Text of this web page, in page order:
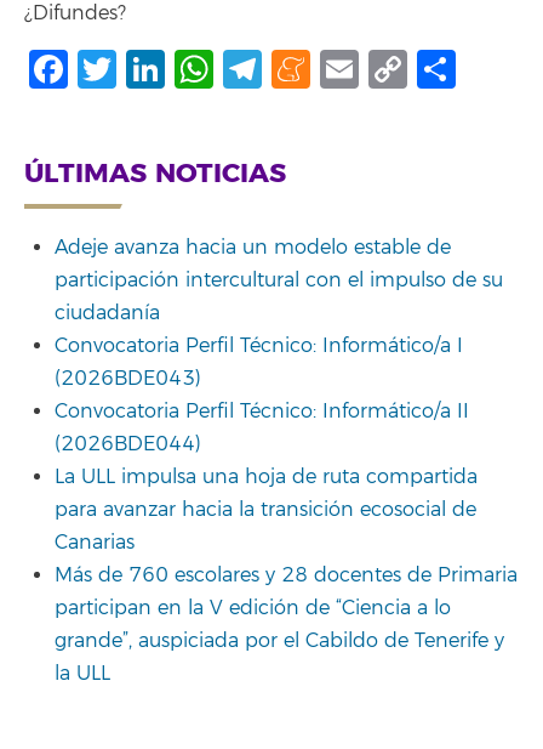
¿Difundes?
Facebook
Twitter
LinkedIn
WhatsApp
Telegram
Meneame
Email
Copy
ÚLTIMAS NOTICIAS
Adeje avanza hacia un modelo estable de
participación intercultural con el impulso de su
ciudadanía
Convocatoria Perfil Técnico: Informático/a I
(2026BDE043)
Convocatoria Perfil Técnico: Informático/a II
(2026BDE044)
La ULL impulsa una hoja de ruta compartida
para avanzar hacia la transición ecosocial de
Canarias
Más de 760 escolares y 28 docentes de Primaria
participan en la V edición de “Ciencia a lo
grande”, auspiciada por el Cabildo de Tenerife y
la ULL